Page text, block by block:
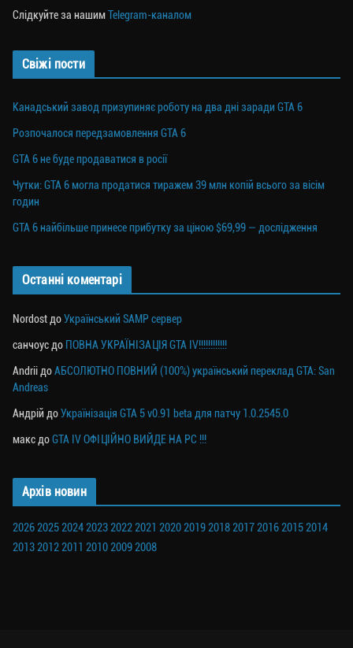
Слідкуйте за нашимTelegram-каналом
Свіжі пости
Канадський завод призупиняє роботу на два дні заради GTA 6
Розпочалося передзамовлення GTA 6
GTA 6 не буде продаватися в росії
Чутки: GTA 6 могла продатися тиражем 39 млн копій всього за вісім
годин
GTA 6 найбільше принесе прибутку за ціною $69,99 — дослідження
Останні коментарі
Nordost доУкраїнський SAMP сервер
санчоус до ПОВНА УКРАЇНІЗАЦІЯ GTA IV!!!!!!!!!!!!
Andrii доАБСОЛЮТНО ПОВНИЙ (100%) український переклад GTA: San
Andreas
Андрій доУкраїнізація GTA 5 v0.91 beta для патчу 1.0.2545.0
макс доGTA IV ОФІЦІЙНО ВИЙДЕ НА PC !!!
Архів новин
202620252024202320222021 2020201920182017201620152014
201320122011 201020092008